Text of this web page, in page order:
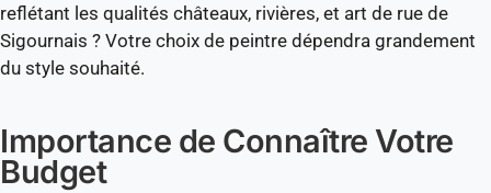
reflétant les qualités châteaux, rivières, et art de rue de
Sigournais ? Votre choix de peintre dépendra grandement
du style souhaité.
Importance de Connaître Votre
Budget